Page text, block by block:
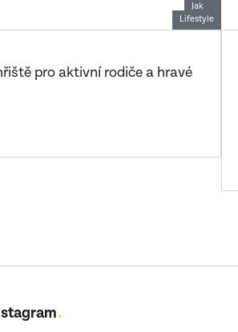
pro aktivní rodiče a hravé
Jak
cvičit
Lifestyle